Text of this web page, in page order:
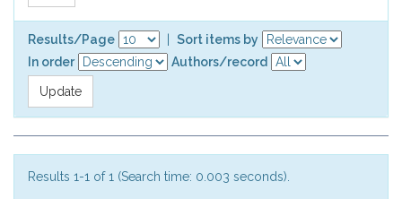
Results/Page
Sort items by
In order
Authors/record
Results 1-1 of 1 (Search time: 0.003 seconds).